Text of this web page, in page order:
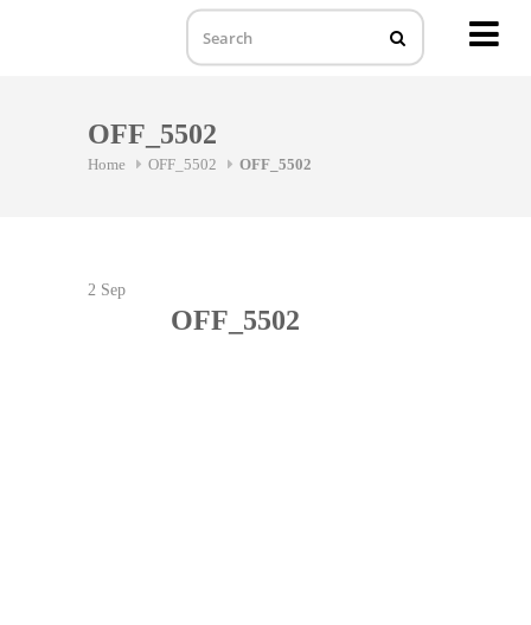
OFF_5502
Home OFF_5502 OFF_5502
2 Sep
OFF_5502